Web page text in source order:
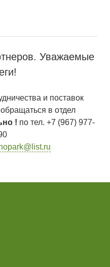
Уважаемые
и поставок
в отдел
! по тел. +7 (967) 977-